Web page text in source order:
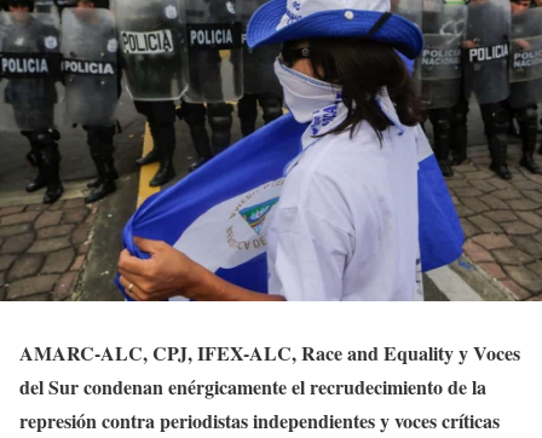
AMARC-ALC, CPJ, IFEX-ALC, Race and Equality y Voces
del Sur condenan enérgicamente el recrudecimiento de la
represión contra periodistas independientes y voces críticas